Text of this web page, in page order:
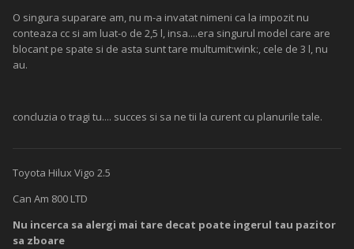
O singura suparare am, nu m-a invatat nimeni ca la impozit nu
conteaza cc si am luat-o de 2,5 l, insa....era singurul model care are
blocant pe spate si de asta sunt tare multumit:wink:, cele de 3 l, nu
au.
concluzia o tragi tu.... succes si sa ne tii la curent cu planurile tale.
Toyota Hilux Vigo 2.5
Can Am 800 LTD
Nu incerca sa alergi mai tare decat poate ingerul tau pazitor
sa zboare